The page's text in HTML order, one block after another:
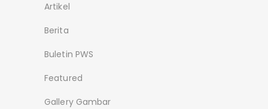
Artikel
Berita
Buletin PWS
Featured
Gallery Gambar